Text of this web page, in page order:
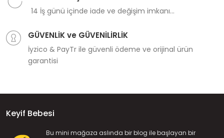
14 İş günü içinde iade ve değişim imkanı...
GÜVENLİK ve GÜVENİLİRLİK
İyzico & PayTr ile güvenli ödeme ve orijinal ürün
garantisi
Keyif Bebesi
Bu mini mağaza aslında bir blog ile başlayan bir